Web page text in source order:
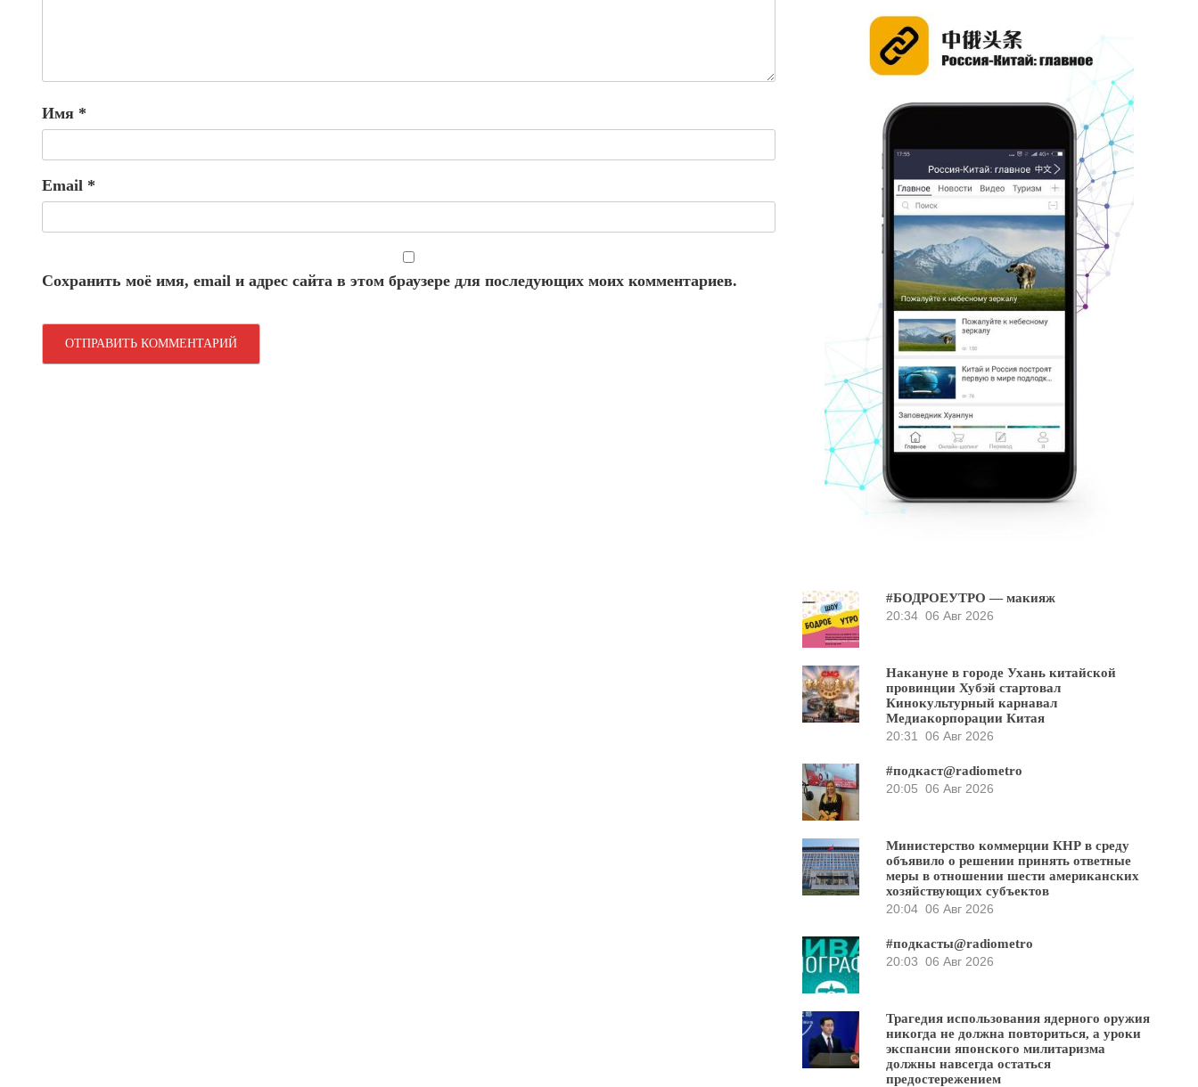
Имя *
Email *
Сохранить моё имя, email и адрес сайта в этом браузере для последующих моих комментариев.
#БОДРОЕУТРО — макияж
20:34 06 Авг 2026
Накануне в городе Ухань китайской
провинции Хубэй стартовал
Кинокультурный карнавал
Медиакорпорации Китая
20:31
06 Авг 2026
#подкаст@radiometro
20:05 06 Авг 2026
Министерство коммерции КНР в среду
объявило о решении принять ответные
меры в отношении шести американских
хозяйствующих субъектов
20:04 06 Авг 2026
#подкасты@radiometro
20:03 06 Авг 2026
Трагедия использования ядерного оружия
никогда не должна повториться, а уроки
экспансии японского милитаризма
должны навсегда остаться
предостережением